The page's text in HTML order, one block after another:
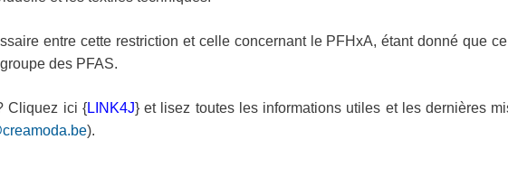
entre cette restriction et celle concernant le PFHxA, étant donné que
des PFAS.
Cliquez ici {LINK4J} et lisez toutes les informations utiles et les dernières
).